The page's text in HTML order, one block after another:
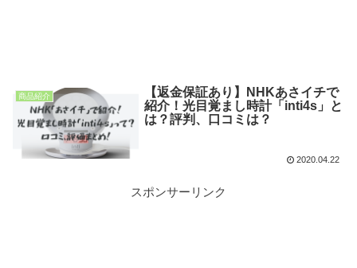
商品紹介
【返金保証あり】NHKあさイチで
紹介！光目覚まし時計「inti4s」と
は？評判、口コミは？
2020.04.22
スポンサーリンク